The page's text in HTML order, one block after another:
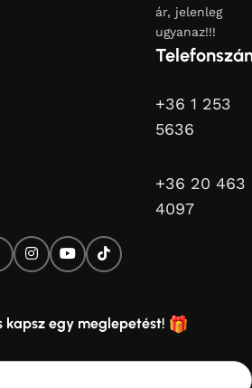
ár, jelenleg
ugyanaz!!!
+36 1 253
5636
+36 20 463
4097
kapsz egy meglepetést!